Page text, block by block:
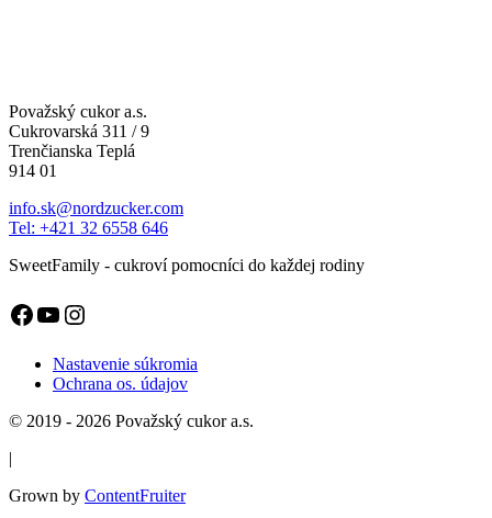
Považský cukor a.s.
Cukrovarská 311 / 9
Trenčianska Teplá
914 01
info.sk@nordzucker.com
Tel: +421 32 6558 646
SweetFamily - cukroví pomocníci do každej rodiny
Facebook
YouTube
Instagram
Nastavenie súkromia
Ochrana os. údajov
© 2019 - 2026 Považský cukor a.s.
|
Grown by ContentFruiter